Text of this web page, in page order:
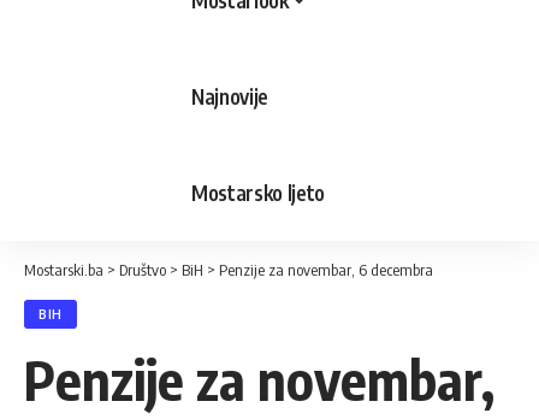
Najnovije
Mostarsko ljeto
Mostarski.ba > Društvo > BiH > Penzije za novembar, 6 decembra
BIH
Penzije za novembar,